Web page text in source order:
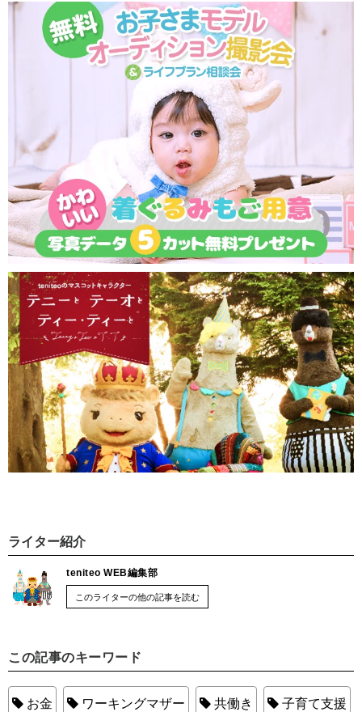
ライター紹介
teniteo WEB編集部
このライターの他の記事を読む
この記事のキーワード
お金 ワーキングマザー 共働き 子育て支援